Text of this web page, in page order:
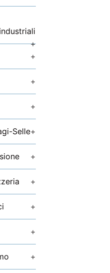
+
+
+
+
Selle+
+
+
+
+
+